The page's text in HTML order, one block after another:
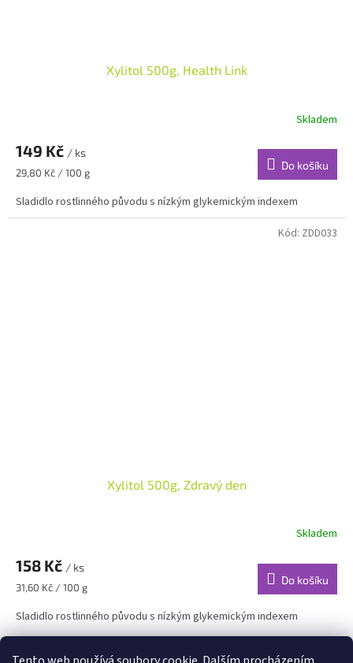
Xylitol 500g, Health Link
Skladem
149 Kč / ks
Měrná
29,80 Kč / 100 g
Do košíku
Sladidlo rostlinného původu s nízkým glykemickým indexem
Xylitol 500g, Zdravý den
Skladem
158 Kč / ks
Měrná
31,60 Kč / 100 g
Do košíku
Sladidlo rostlinného původu s nízkým glykemickým indexem
Kód: ZDD033
7 položek celkem